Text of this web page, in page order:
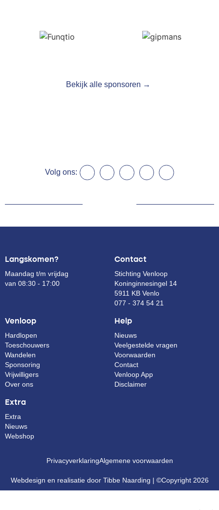
Bekijk alle sponsoren →
Volg ons:
Langskomen?
Maandag t/m vrijdag
van 08:30 - 17:00
Contact
Stichting Venloop
Koninginnesingel 14
5911 KB Venlo
077 - 374 54 21
Venloop
Hardlopen
Toeschouwers
Wandelen
Sponsoring
Vrijwilligers
Over ons
Help
Nieuws
Veelgestelde vragen
Voorwaarden
Contact
Venloop App
Disclaimer
Extra
Extra
Nieuws
Webshop
Webdesign en realisatie door Tibbe Naarding | ©Copyright 2026
PrivacyverklaringAlgemene voorwaarden